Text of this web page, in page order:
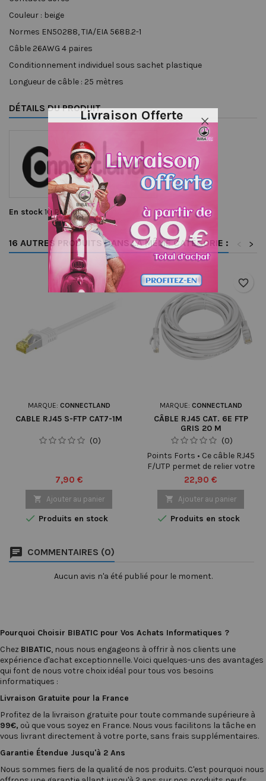
Couleur : beige
Normes EN50288, TIA/EIA 568B.2-1
Câble 26AWG 4 paires
Conditionnement individuel sous sachet plastique
Longueur de câble : 25 mètres
DÉTAILS DU PRODUIT
En stock10 Produits
16 AUTRES PRODUITS DANS LA MÊME CATÉGORIE : >
<
MARQUE: CONNECTLAND
CABLE RJ45 S-FTP CAT7-1M
(0)
Prix
7,90 €
 Ajouter au panier
 Produits en stock
favorite_border
MARQUE: CONNECTLAND
CÂBLE RJ45 CAT. 6E FTP
GRIS 20 M
(0)
Points Forts • Ce câble RJ45
F/UTP permet de relier votre
modem ou votre routeur
ADSL à votre ordinateur ou à
un switch. • Il est
compatible avec la norme
catégorie 6 GIGA ETHERNET
paires torsadées pour
Prix
22,90 €
 Ajouter au panier
 Produits en stock
favorite_border
COMMENTAIRES (0)
Aucun avis n'a été publié pour le moment.
Pourquoi Choisir BIBATIC pour Vos Achats Informatiques ?
Chez BIBATIC, nous nous engageons à offrir à nos clients une
expérience d'achat exceptionnelle. Voici quelques-uns des avantages
qui font de nous votre choix idéal pour tous vos besoins
informatiques :
Livraison Gratuite pour la France
Profitez de la livraison gratuite pour toute commande supérieure à
99€, où que vous soyez en France. Nous vous facilitons la tâche en
vous livrant directement à votre porte, sans frais supplémentaires.
Garantie Étendue Jusqu'à 2 Ans
Nous sommes fiers de la qualité de nos produits. C'est pourquoi nous
Livraison Offerte